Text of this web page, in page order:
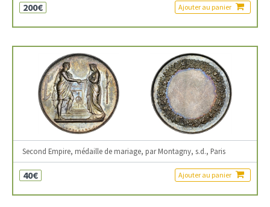
200€ Ajouter au panier
Second Empire, médaille de mariage, par Montagny, s.d., Paris
40€ Ajouter au panier